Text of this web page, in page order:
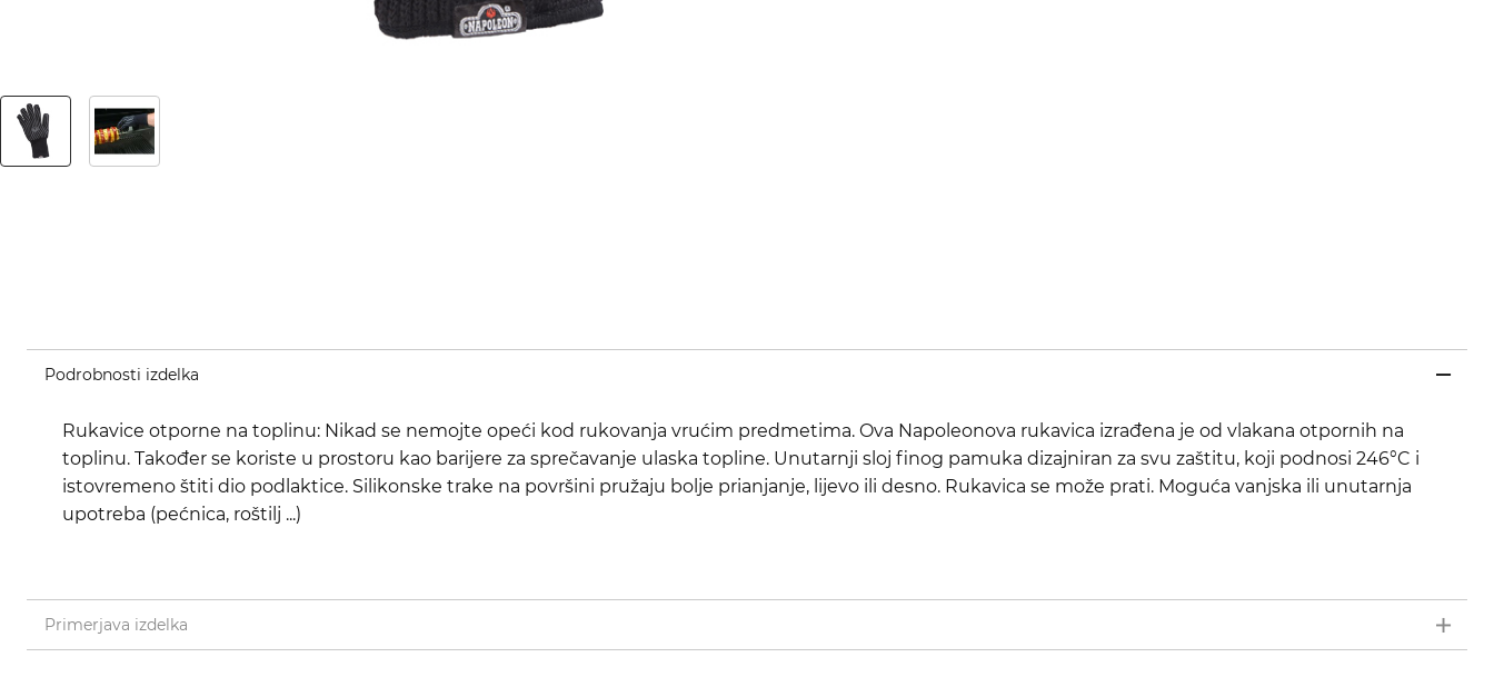
Podrobnosti izdelka
Rukavice otporne na toplinu: Nikad se nemojte opeći kod rukovanja vrućim predmetima. Ova Napoleonova rukavica izrađena je od vlakana otpornih na
toplinu. Također se koriste u prostoru kao barijere za sprečavanje ulaska topline. Unutarnji sloj finog pamuka dizajniran za svu zaštitu, koji podnosi 246°C i
istovremeno štiti dio podlaktice. Silikonske trake na površini pružaju bolje prianjanje, lijevo ili desno. Rukavica se može prati. Moguća vanjska ili unutarnja
upotreba (pećnica, roštilj ...)
Primerjava izdelka